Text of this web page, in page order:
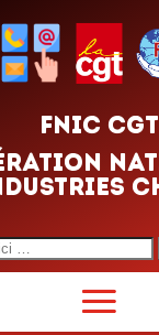
FNIC CGT